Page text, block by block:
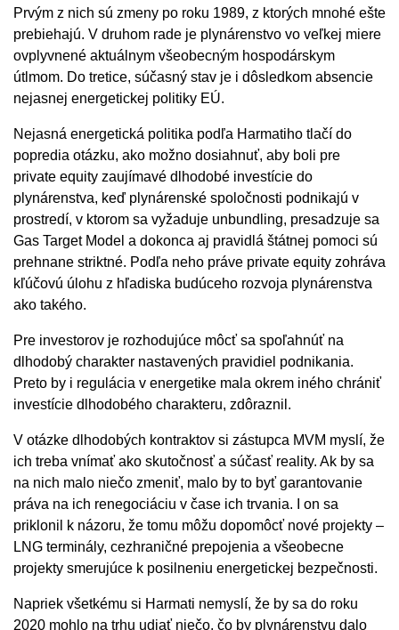
Prvým z nich sú zmeny po roku 1989, z ktorých mnohé ešte
prebiehajú. V druhom rade je plynárenstvo vo veľkej miere
ovplyvnené aktuálnym všeobecným hospodárskym
útlmom. Do tretice, súčasný stav je i dôsledkom absencie
nejasnej energetickej politiky EÚ.
Nejasná energetická politika podľa Harmatiho tlačí do
popredia otázku, ako možno dosiahnuť, aby boli pre
private equity zaujímavé dlhodobé investície do
plynárenstva, keď plynárenské spoločnosti podnikajú v
prostredí, v ktorom sa vyžaduje unbundling, presadzuje sa
Gas Target Model a dokonca aj pravidlá štátnej pomoci sú
prehnane striktné. Podľa neho práve private equity zohráva
kľúčovú úlohu z hľadiska budúceho rozvoja plynárenstva
ako takého.
Pre investorov je rozhodujúce môcť sa spoľahnúť na
dlhodobý charakter nastavených pravidiel podnikania.
Preto by i regulácia v energetike mala okrem iného chrániť
investície dlhodobého charakteru, zdôraznil.
V otázke dlhodobých kontraktov si zástupca MVM myslí, že
ich treba vnímať ako skutočnosť a súčasť reality. Ak by sa
na nich malo niečo zmeniť, malo by to byť garantovanie
práva na ich renegociáciu v čase ich trvania. I on sa
priklonil k názoru, že tomu môžu dopomôcť nové projekty –
LNG terminály, cezhraničné prepojenia a všeobecne
projekty smerujúce k posilneniu energetickej bezpečnosti.
Napriek všetkému si Harmati nemyslí, že by sa do roku
2020 mohlo na trhu udiať niečo, čo by plynárenstvu dalo